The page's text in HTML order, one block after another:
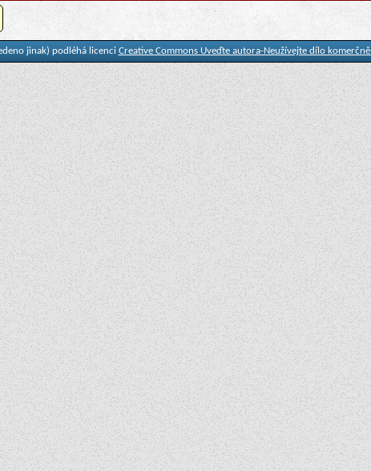
jinak) podléhá licenci Creative Commons Uveďte autora-Neužívejte dílo